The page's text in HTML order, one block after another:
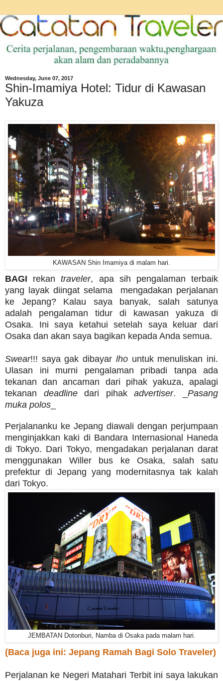
Wednesday, June 07, 2017
Shin-Imamiya Hotel: Tidur di Kawasan
Yakuza
KAWASAN Shin Imamiya di malam hari.
BAGI rekantraveler, apa sih pengalaman terbaik
yang layak diingat selama mengadakan perjalanan
ke Jepang? Kalau saya banyak, salah satunya
adalah pengalaman tidur di kawasan yakuza di
Osaka. Ini saya ketahui setelah saya keluar dari
Osaka dan akan saya bagikan kepada Anda semua.
Swear!!! saya gak dibayar lhountuk menuliskan ini.
Ulasan ini murni pengalaman pribadi tanpa ada
tekanan dan ancaman dari pihak yakuza, apalagi
tekanan deadlinedari pihakadvertiser. _Pasang
muka polos
Perjalananku ke Jepang diawali dengan perjumpaan
menginjakkan kaki di Bandara Internasional Haneda
di Tokyo. Dari Tokyo, mengadakan perjalanan darat
menggunakan Willer bus ke Osaka, salah satu
prefektur di Jepang yang modernitasnya tak kalah
dari Tokyo.
JEMBATAN Dotonburi, Namba di Osaka pada malam hari.
(Baca juga ini: Jepang Ramah Bagi Solo Traveler)
Perjalanan ke Negeri Matahari Terbit ini saya lakukan